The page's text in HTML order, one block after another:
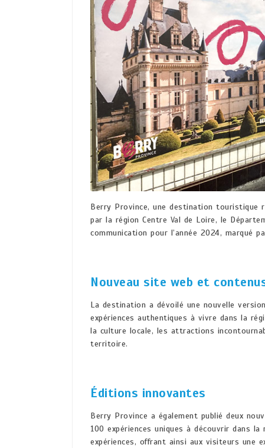
Berry Province, une destination touristique
par la région Centre Val de Loire, le
communication pour l’année 2024, marqué
Nouveau site web et
La destination a dévoilé une nouvelle
expériences authentiques à vivre dans la
la culture locale, les attractions
territoire.
Éditions innovantes
Berry Province a également publié deux
100 expériences uniques à découvrir dans
expériences, offrant ainsi aux visiteurs une